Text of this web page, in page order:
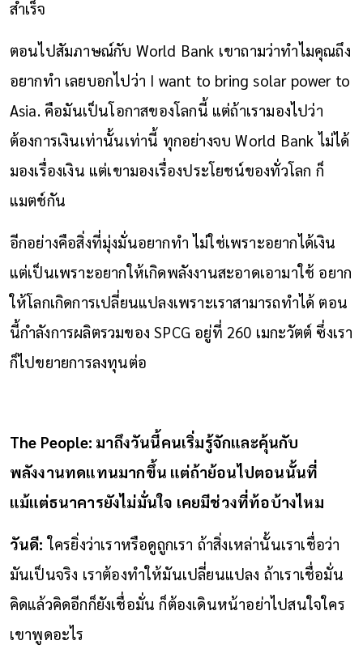
สำเร็จ
ตอนไปสัมภาษณ์กับ World Bank เขาถามว่าทำไมคุณถึง
อยากทำ เลยบอกไปว่า I want to bring solar power to
Asia. คือมันเป็นโอกาสของโลกนี้ แต่ถ้าเรามองไปว่า
ต้องการเงินเท่านั้นเท่านี้ ทุกอย่างจบ World Bank ไม่ได้
มองเรื่องเงิน แต่เขามองเรื่องประโยชน์ของทั่วโลก ก็
แมตช์กัน
อีกอย่างคือสิ่งที่มุ่งมั่นอยากทำ ไม่ใช่เพราะอยากได้เงิน
แต่เป็นเพราะอยากให้เกิดพลังงานสะอาดเอามาใช้ อยาก
ให้โลกเกิดการเปลี่ยนแปลงเพราะเราสามารถทำได้ ตอน
นี้กำลังการผลิตรวมของ SPCG อยู่ที่ 260 เมกะวัตต์ ซึ่งเรา
ก็ไปขยายการลงทุนต่อ
The People: มาถึงวันนี้คนเริ่มรู้จักและคุ้นกับ
พลังงานทดแทนมากขึ้น แต่ถ้าย้อนไปตอนนั้นที่
แม้แต่ธนาคารยังไม่มั่นใจ เคยมีช่วงที่ท้อบ้างไหม
วันดี: ใครยิ่งว่าเราหรือดูถูกเรา ถ้าสิ่งเหล่านั้นเราเชื่อว่า
มันเป็นจริง เราต้องทำให้มันเปลี่ยนแปลง ถ้าเราเชื่อมั่น
คิดแล้วคิดอีกก็ยังเชื่อมั่น ก็ต้องเดินหน้าอย่าไปสนใจใคร
เขาพูดอะไร